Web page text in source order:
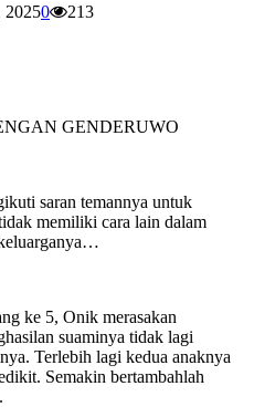
20250
213
GENDERUWO
saran temannya untuk
memiliki cara lain dalam
ke 5, Onik merasakan
suaminya tidak lagi
Terlebih lagi kedua anaknya
Semakin bertambahlah